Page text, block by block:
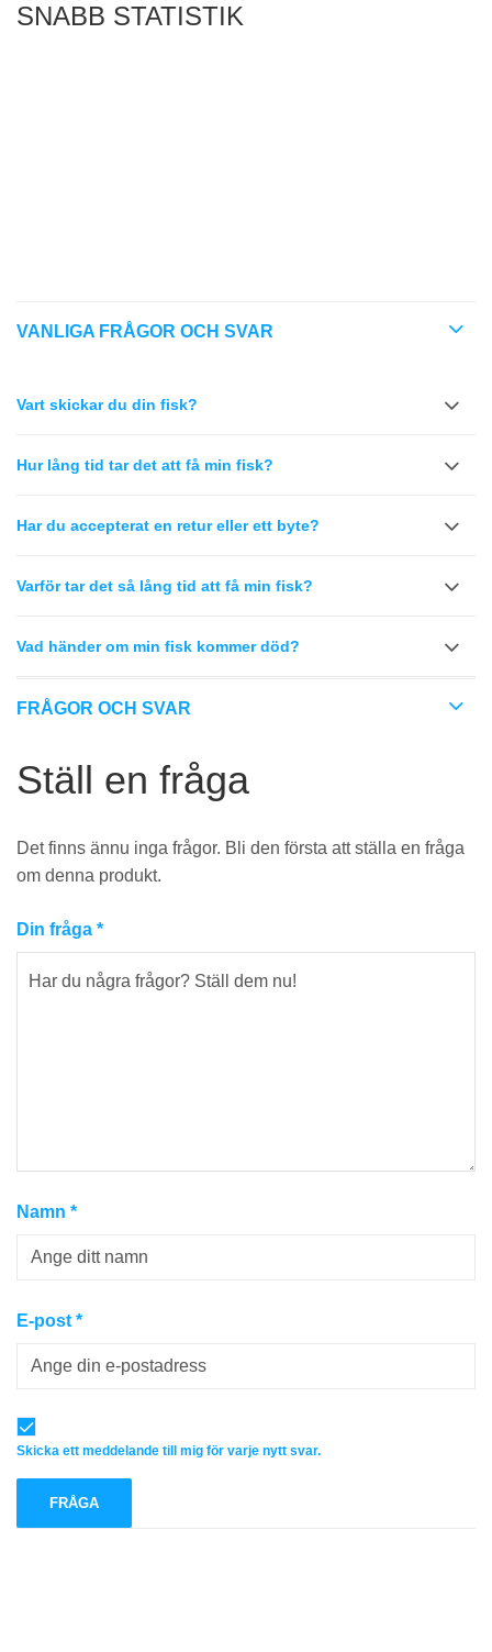
SNABB STATISTIK
VANLIGA FRÅGOR OCH SVAR
Vart skickar du din fisk?
Hur lång tid tar det att få min fisk?
Har du accepterat en retur eller ett byte?
Varför tar det så lång tid att få min fisk?
Vad händer om min fisk kommer död?
FRÅGOR OCH SVAR
Ställ en fråga
Det finns ännu inga frågor. Bli den första att ställa en fråga
om denna produkt.
Din fråga *
Namn *
E-post *
Skicka ett meddelande till mig för varje nytt svar.